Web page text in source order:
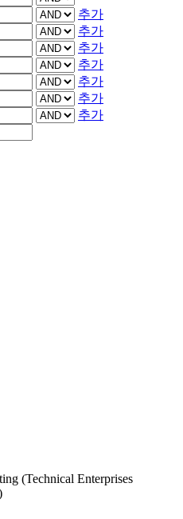
추가
추가
추가
추가
추가
추가
추가
(Technical Enterprises